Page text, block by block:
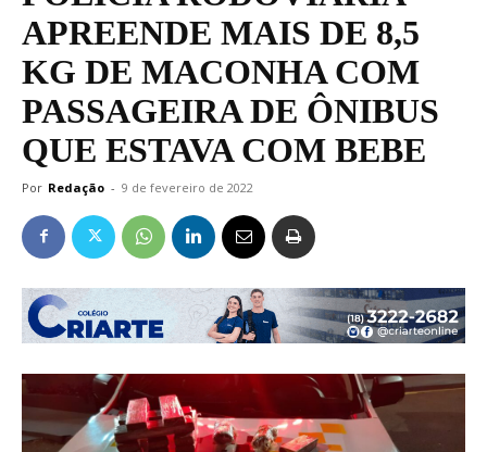
APREENDE MAIS DE 8,5
KG DE MACONHA COM
PASSAGEIRA DE ÔNIBUS
QUE ESTAVA COM BEBE
Por Redação - 9 de fevereiro de 2022